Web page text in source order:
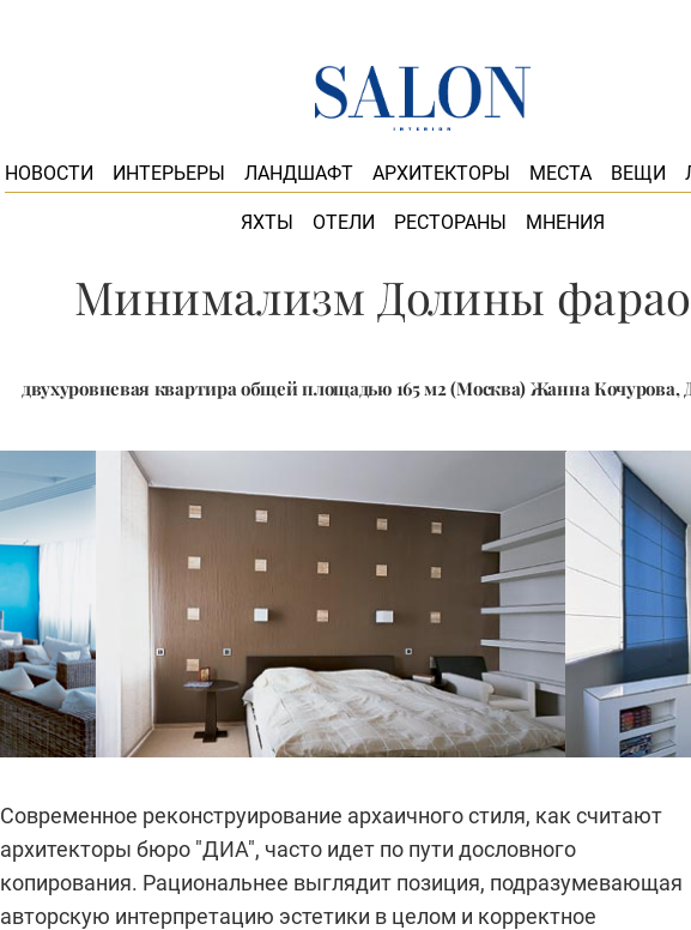
НОВОСТИ ИНТЕРЬЕРЫ ЛАНДШАФТ АРХИТЕКТОРЫ МЕСТА ВЕЩИ
ЯХТЫ ОТЕЛИ РЕСТОРАНЫ МНЕНИЯ
Минимализм Долины
двухуровневая квартира общей площадью 165 м2 (Москва) Жанна
Современное реконструирование архаичного стиля, как считают
архитекторы бюро "ДИА", часто идет по пути дословного
копирования. Рациональнее выглядит позиция, подразумевающая
авторскую интерпретацию эстетики в целом и корректное